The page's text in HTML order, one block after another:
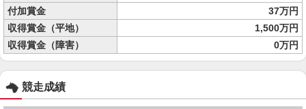
付加賞金
37万円
収得賞金（平地）
1,500万円
収得賞金（障害）
0万円
競走成績